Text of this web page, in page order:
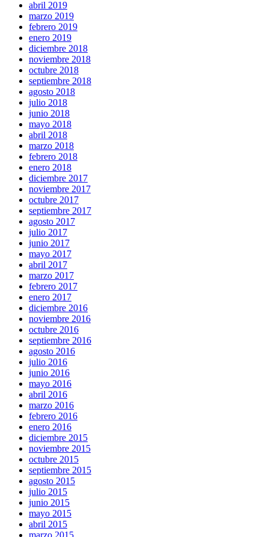
abril 2019
marzo 2019
febrero 2019
enero 2019
diciembre 2018
noviembre 2018
octubre 2018
septiembre 2018
agosto 2018
julio 2018
junio 2018
mayo 2018
abril 2018
marzo 2018
febrero 2018
enero 2018
diciembre 2017
noviembre 2017
octubre 2017
septiembre 2017
agosto 2017
julio 2017
junio 2017
mayo 2017
abril 2017
marzo 2017
febrero 2017
enero 2017
diciembre 2016
noviembre 2016
octubre 2016
septiembre 2016
agosto 2016
julio 2016
junio 2016
mayo 2016
abril 2016
marzo 2016
febrero 2016
enero 2016
diciembre 2015
noviembre 2015
octubre 2015
septiembre 2015
agosto 2015
julio 2015
junio 2015
mayo 2015
abril 2015
marzo 2015